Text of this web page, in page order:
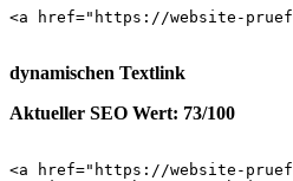
<a href="https://website-
dynamischen Textlink
Aktueller SEO Wert: 73/100
<a href="https://website-